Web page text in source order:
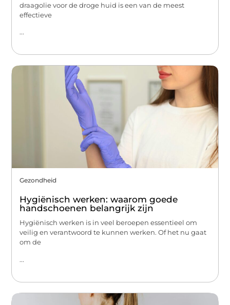
draagolie voor de droge huid is een van de meest
effectieve
...
Gezondheid
Hygiënisch werken: waarom goede
handschoenen belangrijk zijn
Hygiënisch werken is in veel beroepen essentieel om
veilig en verantwoord te kunnen werken. Of het nu gaat
om de
...